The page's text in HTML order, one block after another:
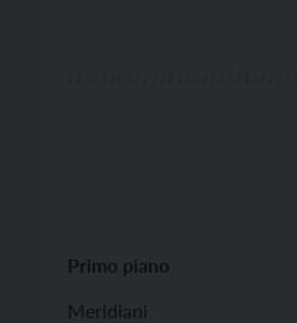
Primo piano
Meridiani